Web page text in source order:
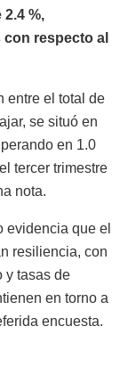
%,
respecto al
entre el total de
se situó en
en 1.0
tercer trimestre
nota.
evidencia que el
resiliencia, con
y tasas de
en torno a
encuesta.